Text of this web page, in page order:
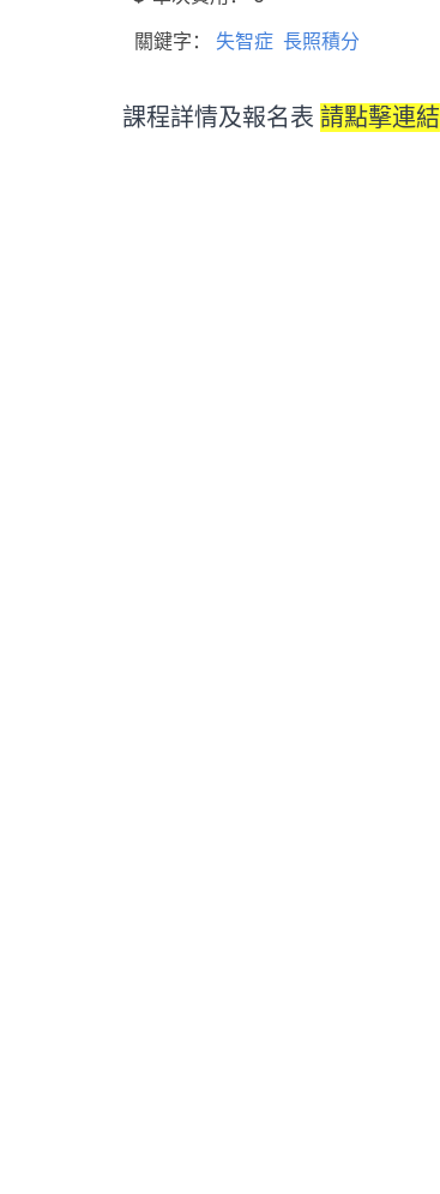
關鍵字： 失智症 長照積分
課程詳情及報名表 請點擊連結